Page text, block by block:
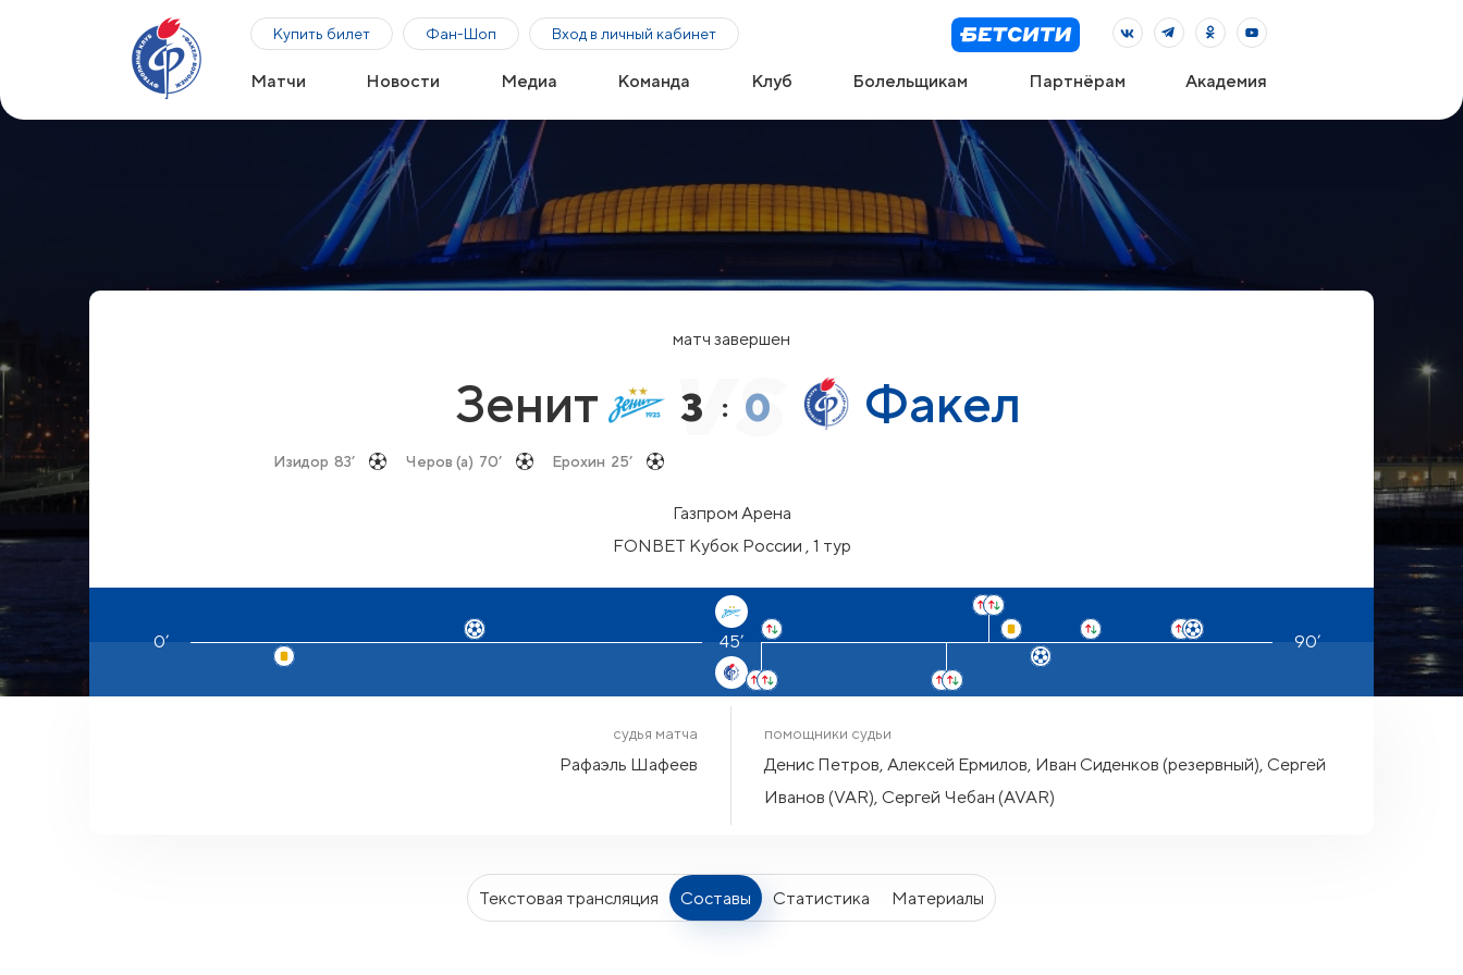
Купить билет Фан-Шоп Вход в личный кабинет
Матчи Новости Медиа Команда Клуб Болельщикам Партнёрам Академия
матч завершен
Зенит 3 : 0 Факел
83’
Изидор 70’
Черов (а) 25’
Ерохин
Газпром Арена
FONBET Кубок России , 1 тур
45’
судья матча
Рафаэль Шафеев
помощники судьи
Денис Петров, Алексей Ермилов, Иван Сиденков (резервный), Сергей
Иванов (VAR), Сергей Чебан (AVAR)
Текстовая трансляция Составы Статистика Материалы